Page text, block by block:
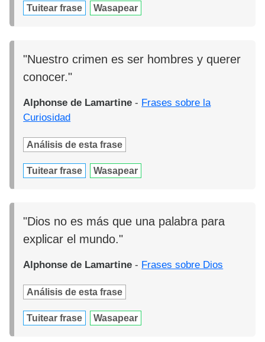
Tuitear frase Wasapear
"Nuestro crimen es ser hombres y querer
conocer."
Alphonse de Lamartine - Frases sobre la
Curiosidad
Análisis de esta frase
Tuitear frase Wasapear
"Dios no es más que una palabra para
explicar el mundo."
Alphonse de Lamartine - Frases sobre Dios
Análisis de esta frase
Tuitear frase Wasapear